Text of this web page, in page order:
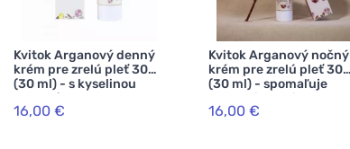
Kvitok Arganový denný
krém pre zrelú pleť 30
(30 ml) - s kyselinou
hyalurónovou
16,00 €
Kvitok Arganový nočný
krém pre zrelú pleť 30
(30 ml) - spomaľuje
starnutie pleti
16,00 €